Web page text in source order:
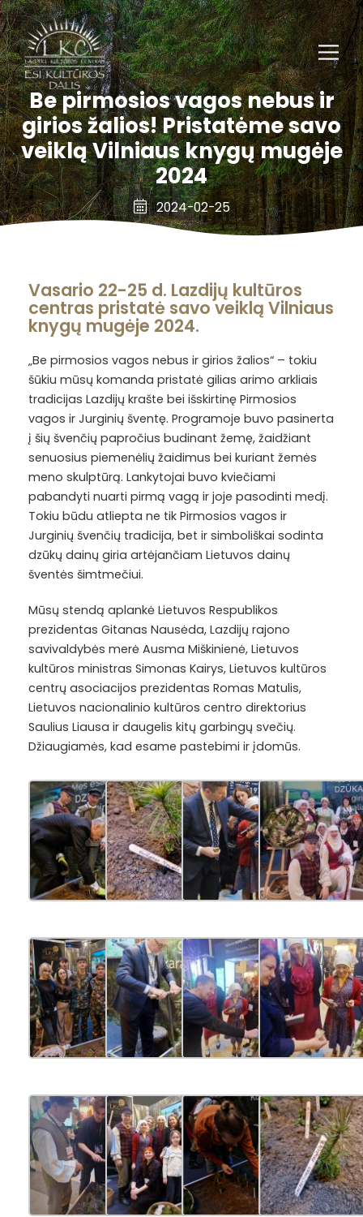
Be pirmosios vagos nebus ir
girios žalios! Pristatėme savo
veiklą Vilniaus knygų mugėje
2024
2024-02-25
Vasario 22-25 d. Lazdijų kultūros
centras pristatė savo veiklą Vilniaus
knygų mugėje 2024.
„Be pirmosios vagos nebus ir girios žalios“ – tokiu
šūkiu mūsų komanda pristatė gilias arimo arkliais
tradicijas Lazdijų krašte bei išskirtinę Pirmosios
vagos ir Jurginių šventę. Programoje buvo pasinerta
į šių švenčių papročius budinant žemę, žaidžiant
senuosius piemenėlių žaidimus bei kuriant žemės
meno skulptūrą. Lankytojai buvo kviečiami
pabandyti nuarti pirmą vagą ir joje pasodinti medį.
Tokiu būdu atliepta ne tik Pirmosios vagos ir
Jurginių švenčių tradicija, bet ir simboliškai sodinta
dzūkų dainų giria artėjančiam Lietuvos dainų
šventės šimtmečiui.
Mūsų stendą aplankė Lietuvos Respublikos
prezidentas Gitanas Nausėda, Lazdijų rajono
savivaldybės merė Ausma Miškinienė, Lietuvos
kultūros ministras Simonas Kairys, Lietuvos kultūros
centrų asociacijos prezidentas Romas Matulis,
Lietuvos nacionalinio kultūros centro direktorius
Saulius Liausa ir daugelis kitų garbingų svečių.
Džiaugiamės, kad esame pastebimi ir įdomūs.